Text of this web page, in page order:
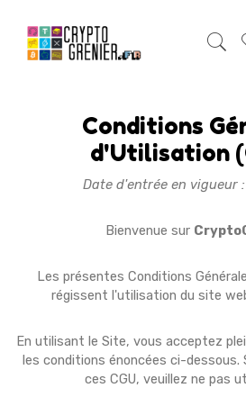
Conditions
d'Utilisation
Date d'entrée en vigueur
Bienvenue sur
Les présentes Conditions
régissent l'utilisation du site
En utilisant le Site, vous acceptez
les conditions énoncées ci-
ces CGU, veuillez ne pas